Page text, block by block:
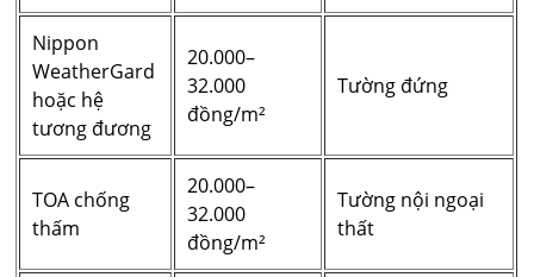
Nippon
WeatherGard
hoặc hệ
tương đương
20.000–
32.000
đồng/m²
Tường đứng
TOA chống
thấm
20.000–
32.000
đồng/m²
Tường nội ngoại
thất